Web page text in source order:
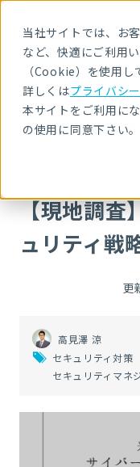
当社サイトでは、お
など、快適にご利用
（Cookie）を使用し
詳しくはプライバシ
本サイトをご利用に
の使用に同意下さい。
HOME
NRIセキュア ブログ
【現地調査】米国のサイバー
NRI
【現地調査
ュリティ戦
更
高見澤 涼
セキュリティ対策
セキュリティマネ